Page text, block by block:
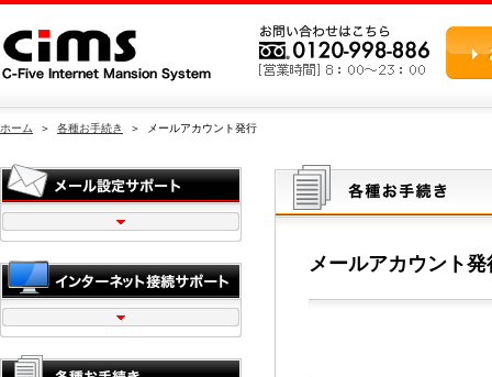
ホーム ＞ 各種お手続き ＞ メールアカウント発行
メールアカウント発